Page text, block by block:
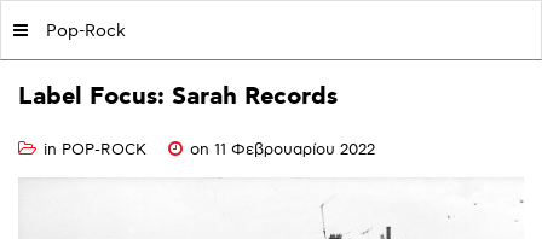
Pop-Rock
Label Focus: Sarah Records
in POP-ROCK on 11 Φεβρουαρίου 2022